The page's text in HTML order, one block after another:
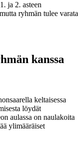
ja 2. asteen
ryhmän tulee varata
kanssa
keltaisessa
löydät
aulassa on naulakoita
ylimääräiset